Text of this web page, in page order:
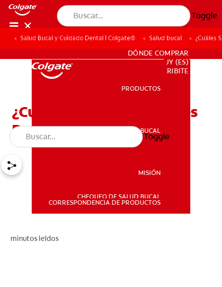
Toggle
SALUD BUCAL
PARA PROFESIONALES
DÓNDE COMPRAR
UY (ES)
SUSCRIBITE
PRODUCTOS
SALUD BUCAL
MISIÓN
CHEQUEO DE SALUD BUCAL
CORRESPONDENCIA DE PRODUCTOS
Toggle
Salud Bucal y Cuidado Dental | Colgate® Salud bucal ¿Cuáles
¿Cuáles Son Las Diferentes
Partes Del Diente?
minutos leídos